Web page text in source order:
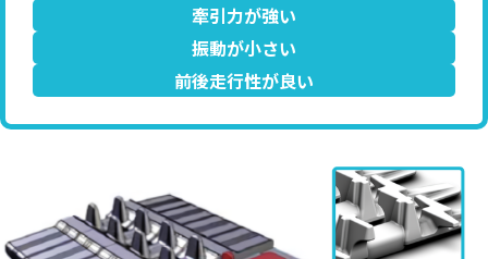
牽引力が強い
振動が小さい
前後走行性が良い